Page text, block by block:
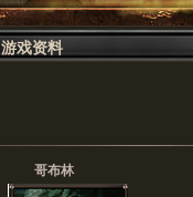
游戏资料
哥布林